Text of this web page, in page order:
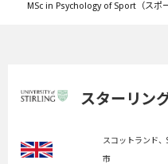
MSc in Psychology of Sport（スポ
スターリン
スコットランド
市